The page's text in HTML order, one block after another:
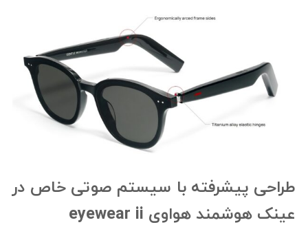
طراحی پیشرفته با سیستم صوتی خاص در
عینک هوشمند هواوی eyewear ii